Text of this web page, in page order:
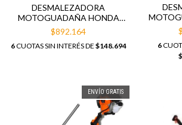
DESMALEZADORA
MOTOGUADAÑA HONDA
UMK 435 MOTOR 4T 35.8CC
$892.164
6CUOTAS SIN INTERÉS DE $148.694
UMK
6
ENVÍO GRATIS